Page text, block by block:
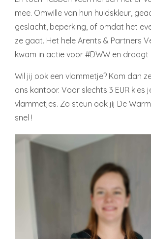
mee. Omwille van hun huidskleur,
geslacht, beperking, of omdat het
ze gaat. Het hele Arents & Partners
kwam in actie voor #DWW en draagt
Wil jij ook een vlammetje? Kom dan
ons kantoor. Voor slechts 3 EUR kies
vlammetjes. Zo steun ook jij De
snel !